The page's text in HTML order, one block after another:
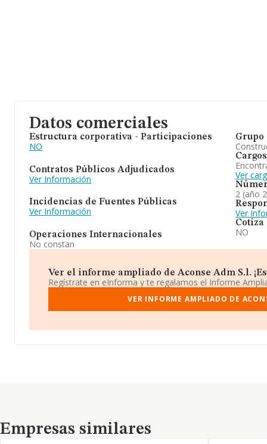
Datos comerciales
Estructura corporativa - Participaciones
NO
Contratos Públicos Adjudicados
Ver Información
Incidencias de Fuentes Públicas
Ver Información
Operaciones Internacionales
No constan
Grupo
Cargos
Ver
2 (año
Ver
Cotiza
NO
Ver el informe ampliado de Aconse Adm S.l.
Regístrate en eInforma y te regalamos el Informe
VER INFORME AMPLIADO DE
Empresas similares
Empresas similares